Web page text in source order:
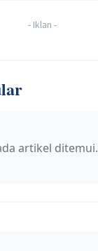
- Iklan -
artikel ditemui.